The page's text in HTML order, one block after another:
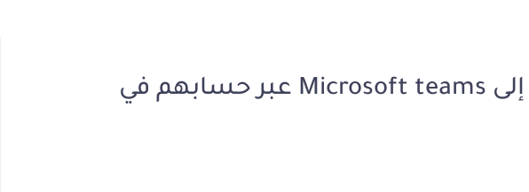
كيفية ولوج التلاميذ إلى Microsoft teams عبر حسابهم في